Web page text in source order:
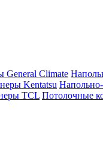
General Climate
Kentatsu
TCL Потолочные